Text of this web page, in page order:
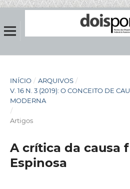
INÍCIO / ARQUIVOS /
V. 16 N. 3 (2019): O CONCEITO DE
MODERNA
/
Artigos
A crítica da causa
Espinosa